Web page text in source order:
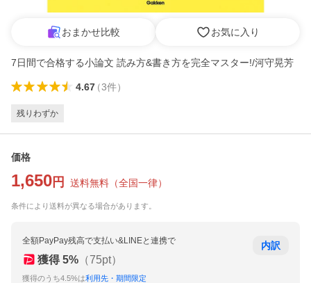
おまかせ比較 お気に入り
7日間で合格する小論文 読み方&書き方を完全マスター!/河守晃芳
4.67（3件）
残りわずか
価格
1,650 円 送料無料 （全国一律）
条件により送料が異なる場合があります。
全額PayPay残高で支払い&LINEと連携で
獲得 5% （75pt）
獲得のうち4.5%は利用先・期間限定
内訳